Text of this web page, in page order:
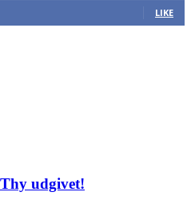
LIKE
udgivet!